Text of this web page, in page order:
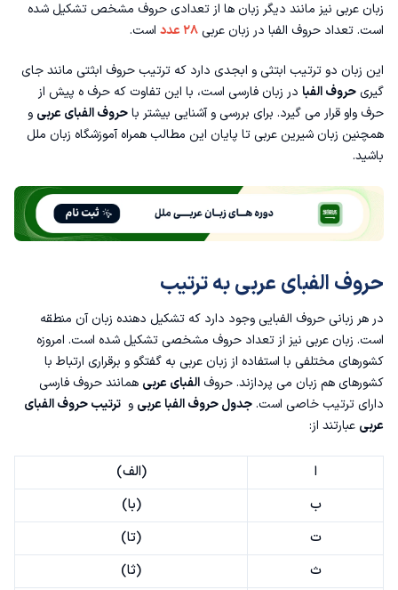
حروف بی صدا در زبان عربی
حروف صدا دار در زبان عربی
اعداد عربی ۱ تا ۱۰ همراه با تلفظ
تفاوت الفبای فارسی و عربی چیست؟
زبان عربی نیز مانند دیگر زبان ها از تعدادی حروف مشخص تشکیل شده
است. تعداد حروف الفبا در زبان عربی ۲۸ عدد است.
این زبان دو ترتیب ابتثی و ابجدی دارد که ترتیب حروف ابثتی مانند جای
گیریحروف الفبا در زبان فارسی است، با این تفاوت که حرف ه پیش از
حرف واو قرار می گیرد. برای بررسی و آشنایی بیشتر باحروف الفبای عربی و
همچنین زبان شیرین عربی تا پایان این مطالب همراهآموزشگاه زبان ملل
باشید.
حروف الفبای عربی به ترتیب
در هر زبانی حروف الفبایی وجود دارد که تشکیل دهنده زبان آن منطقه
است. زبان عربی نیز از تعداد حروف مشخصی تشکیل شده است. امروزه
کشورهای مختلفی با استفاده از زبان عربی به گفتگو و برقراری ارتباط با
کشورهای هم زبان می پردازند. حروف الفبای عربی همانند حروف فارسی
دارای ترتیب خاصی است.جدول حروف الفبا عربی و ترتیب حروف الفبای
عربی عبارتند از:
ا
(الف)
ب
(با)
ت
(تا)
ث
(ثا)